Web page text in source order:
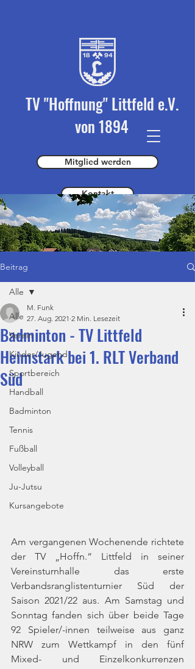
TV "Hoffnung" Littfeld e.V.
von 1894
Mitglied werden
Kontakt
Spender werden
Beitrag
Alle
Verein
Kinder/Jugend
Sportbereich
Handball
Badminton
Tennis
Fußball
Volleyball
Ju-Jutsu
Kursangebote
Alle
Badminton - TV Littfeld
Heimstark bei 1. RLT Verband
Süd
M. Funk
27. Aug. 2021 2 Min. Lesezeit
Am vergangenen Wochenende richtete
der TV „Hoffn.“ Littfeld in seiner
Vereinsturnhalle das erste
Verbandsranglistenturnier Süd der
Saison 2021/22 aus. Am Samstag und
Sonntag fanden sich über beide Tage
92 Spieler/-innen teilweise aus ganz
NRW zum Wettkampf in den fünf
Mixed- und Einzelkonkurrenzen